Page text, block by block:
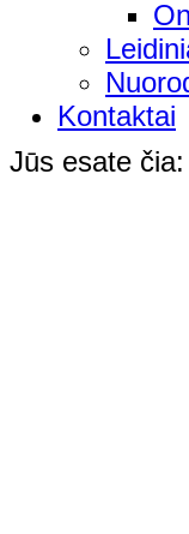
Kontaktai
Jūs esate čia: